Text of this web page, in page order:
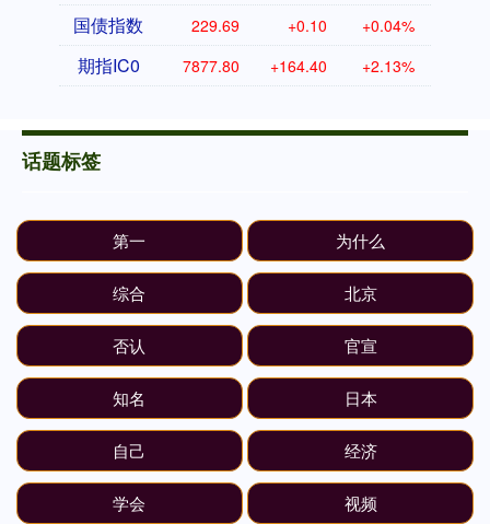
国债指数 229.69 +0.10 +0.04%
期指IC0 7877.80 +164.40 +2.13%
话题标签
第一 为什么
综合 北京
否认 官宣
知名 日本
自己 经济
学会 视频